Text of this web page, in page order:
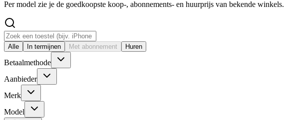
Per model zie je de goedkoopste koop-, abonnements- en huurprijs van bekende winkels.
Alle In termijnen Met abonnement Huren
Betaalmethode
Aanbieder
Merk
Model